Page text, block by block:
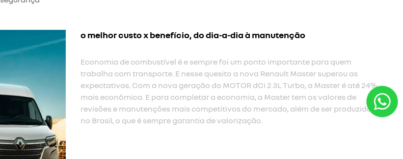
o melhor custo x benefício, do dia-a-dia à manutenção
Economia de combustível é e sempre foi um ponto importante para quem
trabalha com transporte. E nesse quesito a nova Renault Master superou as
expectativas. Com a nova geração do MOTOR dCi 2.3L Turbo, a Master é até 24%
mais econômica. E para completar a economia, a Master tem os valores de
revisões e manutenções mais competitivos do mercado, além de ser produzido
no Brasil, o que é sempre garantia de valorização.